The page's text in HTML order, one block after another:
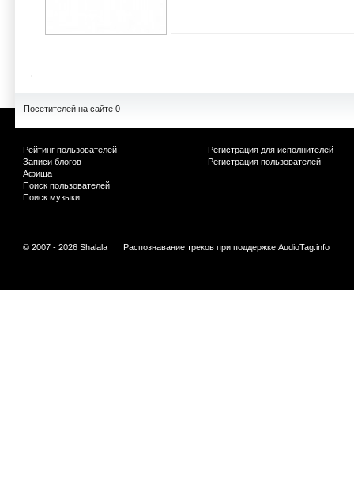
Посетителей на сайте 0
Рейтинг пользователей
Записи блогов
Афиша
Поиск пользователей
Поиск музыки
Регистрация для исполнителей
Регистрация пользователей
© 2007 - 2026 Shalala Распознавание треков при поддержке AudioTag.info